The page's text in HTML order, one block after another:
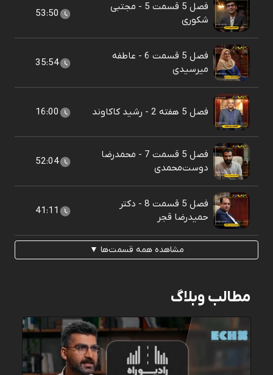
فصل 5 قسمت 5 - مجتبی
شکوری
53:50
فصل 5 قسمت 6 - عاطفه
میرسیدی
35:54
فصل 5 هفته 2 - رشید کاکاوند 16:00
فصل 5 قسمت 7 - محمدرضا
دوست‌محمدی
52:04
فصل 5 قسمت 8 - دکتر
حمیدرضا قجر
41:11
مشاهده همه قسمت‌ها ▼
مطالب وبلاگ